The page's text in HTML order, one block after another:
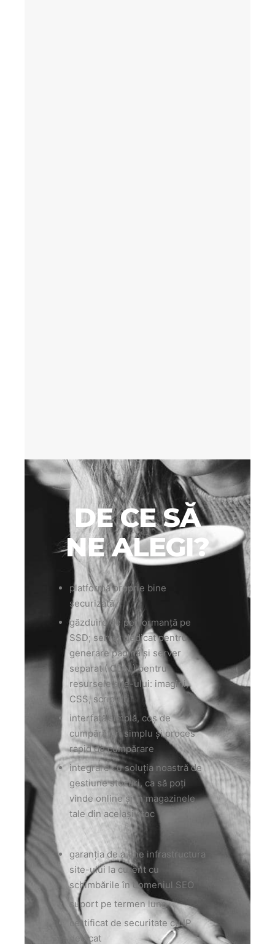
DE CE SĂ
NE ALEGI?
platformă proprie bine
securizată
găzduire de performanță pe
SSD; server dedicat pentru
generare pagină și server
separat ( CDN ) pentru
resursele site-ului: imagini,
CSS, scripturi
interfață simplă, coș de
cumpărături simplu și proces
rapid de cumpărare
integrare cu soluția noastră de
gestiune stocuri, ca să poți
vinde online și în magazinele
tale din același stoc
garanția de a ține infrastructura
site-ului la curent cu
schimbările în domeniul SEO
suport pe termen lung
certificat de securitate cu IP
dedicat